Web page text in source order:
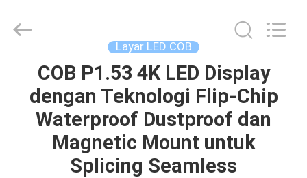
RUMAH
PRODUK
TAMPILAN
Limited.
Layar LED COB
COB P1.53 4K LED Display
dengan Teknologi Flip-Chip
Waterproof Dustproof dan
Magnetic Mount untuk
Splicing Seamless